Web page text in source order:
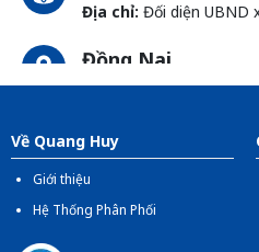
Địa chỉ: Đối diện UBND
Đồng Nai
Địa chỉ:1066- QL 51 Tổ
Về Quang Huy
Giới thiệu
Hệ Thống Phân Phối